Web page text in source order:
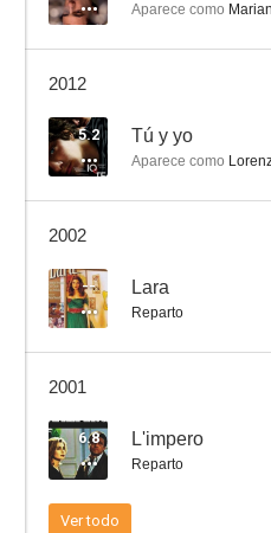
Aparece como
2012
5.2 Tú y yo
Aparece como
2002
-- Lara
Reparto
2001
6.8 L'impero
Reparto
Ver todo